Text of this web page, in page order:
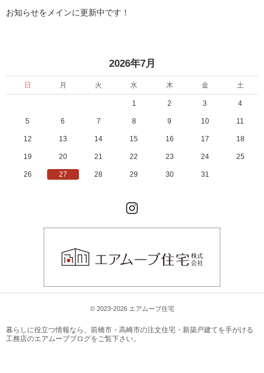
お知らせをメインに更新中です！
2026年7月
日 月 火 水 木 金 土
1 2 3 4
5 6 7 8 9 10 11
12 13 14 15 16 17 18
19 20 21 22 23 24 25
26 27 28 29 30 31
© 2023-2026 エアムーブ住宅
暮らしに役立つ情報なら、 前橋市・高崎市の注文住宅・新築戸建てを手がける
工務店のエアムーブブログをご覧下さい。